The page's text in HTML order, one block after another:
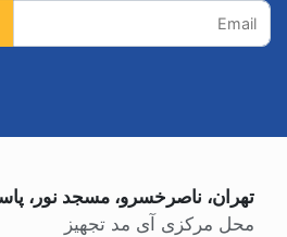
تهران، ناصرخسرو، مسجد نور،
محل مرکزی آی مد تجهیز